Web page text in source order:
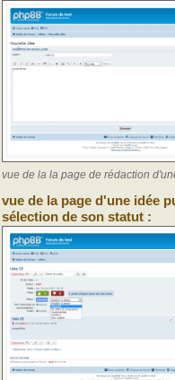
vue de la la page de rédaction
vue de la page d'une idée
sélection de son statut :